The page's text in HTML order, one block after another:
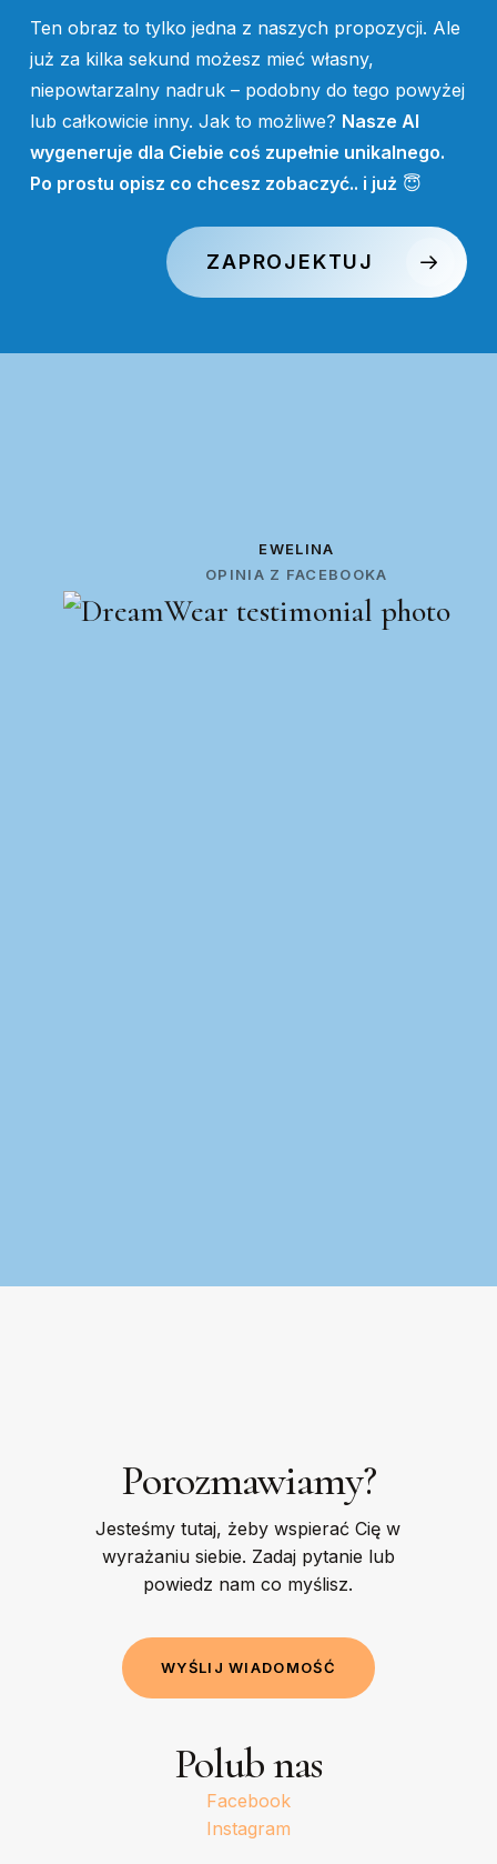
Ten obraz to tylko jedna z naszych propozycji. Ale
już za kilka sekund możesz mieć własny,
niepowtarzalny nadruk – podobny do tego powyżej
lub całkowicie inny. Jak to możliwe? Nasze AI
wygeneruje dla Ciebie coś zupełnie unikalnego.
Po prostu opisz co chcesz zobaczyć.. i już 😇
ZAPROJEKTUJ
EWELINA
OPINIA Z FACEBOOKA
Porozmawiamy?
Jesteśmy tutaj, żeby wspierać Cię w
wyrażaniu siebie. Zadaj pytanie lub
powiedz nam co myślisz.
WYŚLI J WIADOMOŚĆ
Polub nas
Facebook
Instagram